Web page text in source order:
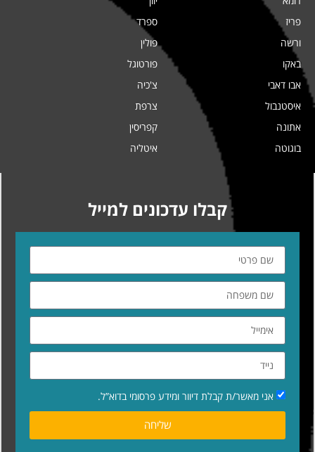
פריז
ורשה
באקו
אבו דאבי
איסטנבול
אתונה
בוגוטה
ספרד
פולין
פורטוגל
צ'כיה
צרפת
קפריסין
איטליה
קבלו עדכונים למייל
אני מאשר/ת קבלת דיוור ומידע פרסומי בדוא”ל.
שליחה